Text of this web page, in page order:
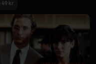
49 kr